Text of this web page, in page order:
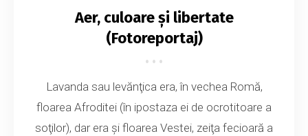
Aer, culoare și libertate
(Fotoreportaj)
Lavanda sau levănţica era, în vechea Romă,
floarea Afroditei (în ipostaza ei de ocrotitoare a
soţilor), dar era şi floarea Vestei, zeiţa fecioară a